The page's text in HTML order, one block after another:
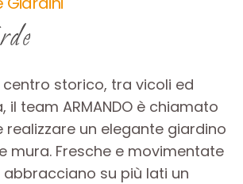
centro storico, tra vicoli ed
il team ARMANDO è chiamato
un elegante giardino
mura. Fresche e movimentate
su più lati un